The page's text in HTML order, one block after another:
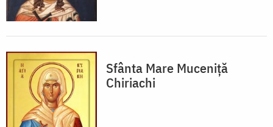
Sfânta Mare Muceniță
Chiriachi